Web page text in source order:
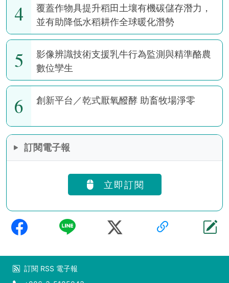
4
覆蓋作物具提升稻田土壤有機碳儲存潛力，
並有助降低水稻耕作全球暖化潛勢
5
影像辨識技術支援乳牛行為監測與精準酪農
數位孿生
6 創新平台／乾式厭氧醱酵 助畜牧場淨零
訂閱電子報
立即訂閱
訂閱 RSS 電子報